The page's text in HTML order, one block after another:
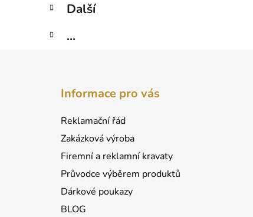
Další
...
Informace pro vás
Reklamační řád
Zakázková výroba
Firemní a reklamní kravaty
Průvodce výběrem produktů
Dárkové poukazy
BLOG